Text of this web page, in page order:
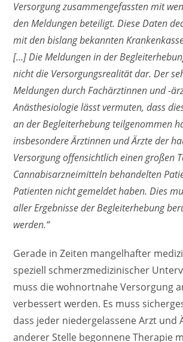
Versorgung zusammengefassten mit
den Meldungen beteiligt. Diese Daten
mit den bislang bekannten
[…] Die Meldungen in der
nicht die Versorgungsrealität dar. Der
Meldungen durch Fachärztinnen und -
Anästhesiologie lässt vermuten, dass
an der Begleiterhebung teilgenommen
insbesondere Ärztinnen und Ärzte der
Versorgung offensichtlich einen großen
Cannabisarzneimitteln behandelten
Patienten nicht gemeldet haben. Dies
aller Ergebnisse der Begleiterhebung
werden.“
Gerade in Zeiten mangelhafter
speziell schmerzmedizinischer
muss die wohnortnahe Versorgung
verbessert werden. Es muss
dass jeder niedergelassene Arzt und
anderer Stelle begonnene Therapie